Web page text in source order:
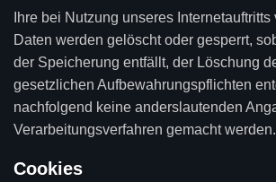
Ihre bei Nutzung unseres Internetauftritts
Daten werden gelöscht oder gesperrt,
der Speicherung entfällt, der Löschung
gesetzlichen Aufbewahrungspflichten
nachfolgend keine anderslautenden
Verarbeitungsverfahren gemacht werden.
Cookies